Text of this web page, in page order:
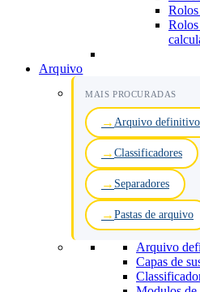
Arquivo
MAIS PROCURADAS
Arquivo definitivo
Classificadores
Separadores
Pastas de arquivo
Arquivo
Capas de